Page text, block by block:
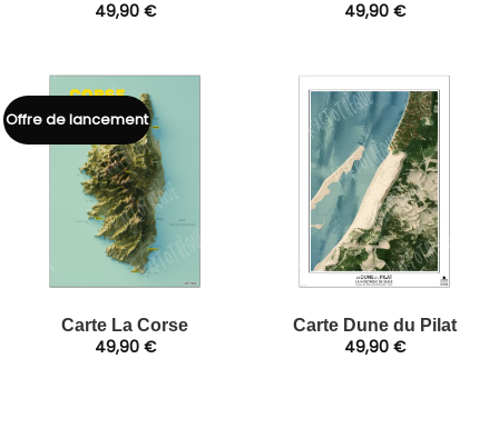
49,90 € 49,90 €
Offre de lancement
Carte La Corse
49,90 €
Carte Dune du Pilat
49,90 €